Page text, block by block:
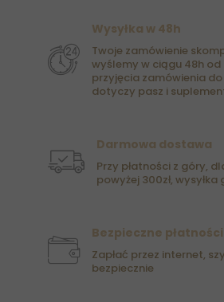
Wysyłka w 48h
Twoje zamówienie
wyślemy w ciągu 48h
przyjęcia zamówienia
dotyczy pasz i
Darmowa dostawa
Przy płatności z góry,
powyżej 300zł, wysyłka
Bezpieczne płatności
Zapłać przez internet,
bezpiecznie